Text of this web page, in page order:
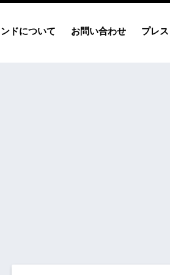
ドについて お問い合わせ プレ